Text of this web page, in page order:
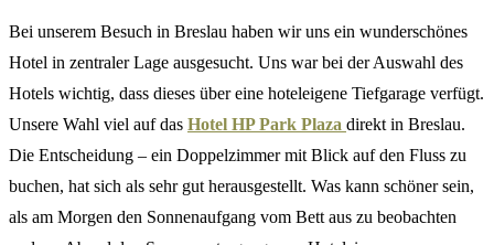
Bei unserem Besuch in Breslau haben wir uns ein wunderschönes
Hotel in zentraler Lage ausgesucht. Uns war bei der Auswahl des
Hotels wichtig, dass dieses über eine hoteleigene Tiefgarage verfügt.
Unsere Wahl viel auf das Hotel HP Park Plaza direkt in Breslau.
Die Entscheidung – ein Doppelzimmer mit Blick auf den Fluss zu
buchen, hat sich als sehr gut herausgestellt. Was kann schöner sein,
als am Morgen den Sonnenaufgang vom Bett aus zu beobachten